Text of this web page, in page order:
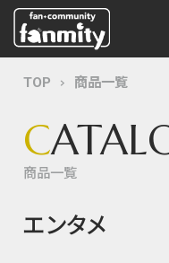
TOP 商品一覧
C
商品一覧
エンタメ